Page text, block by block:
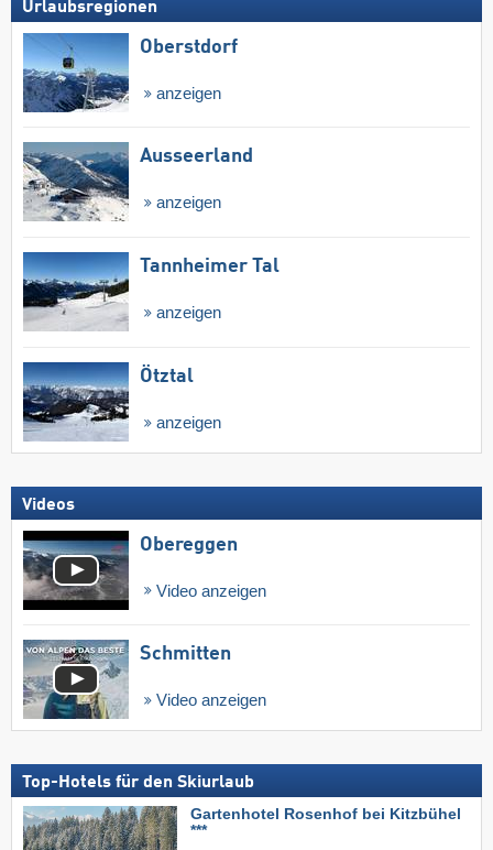
Urlaubsregionen
Oberstdorf
anzeigen
Ausseerland
anzeigen
Tannheimer Tal
anzeigen
Ötztal
anzeigen
Videos
Obereggen
Video anzeigen
Schmitten
Video anzeigen
Top-Hotels für den Skiurlaub
Gartenhotel Rosenhof bei Kitzbühel
***